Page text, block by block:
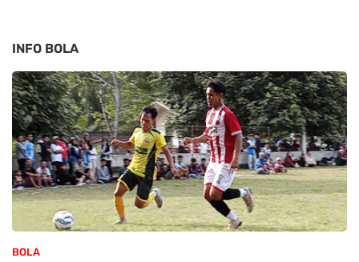
INFO BOLA
BOLA